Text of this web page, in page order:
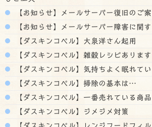
【お知らせ】メールサーバー復旧のご案
【お知らせ】メールサーバー障害に関
【ダスキンコペル】大泉洋さん起用
【ダスキンコペル】雑穀レシピあります
【ダスキンコペル】気持ちよく眠れて
【ダスキンコペル】掃除の基本は…
【ダスキンコペル】一番売れている商
【ダスキンコペル】ジメジメ対策